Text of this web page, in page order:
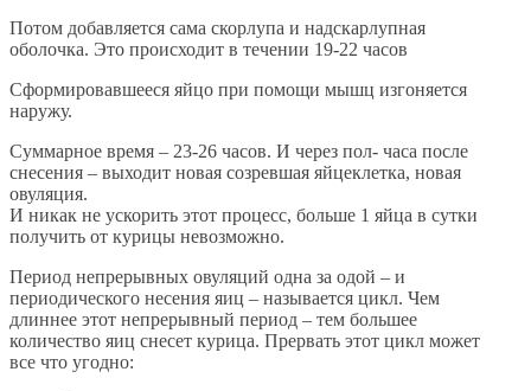
Потом добавляется сама скорлупа и надскарлупная
оболочка. Это происходит в течении 19-22 часов
Сформировавшееся яйцо при помощи мышц изгоняется
наружу.
Суммарное время – 23-26 часов. И через пол- часа после
снесения – выходит новая созревшая яйцеклетка, новая
овуляция.
И никак не ускорить этот процесс, больше 1 яйца в сутки
получить от курицы невозможно.
Период непрерывных овуляций одна за одой – и
периодического несения яиц – называется цикл. Чем
длиннее этот непрерывный период – тем большее
количество яиц снесет курица. Прервать этот цикл может
все что угодно: